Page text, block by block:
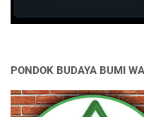
PONDOK BUDAYA BUMI